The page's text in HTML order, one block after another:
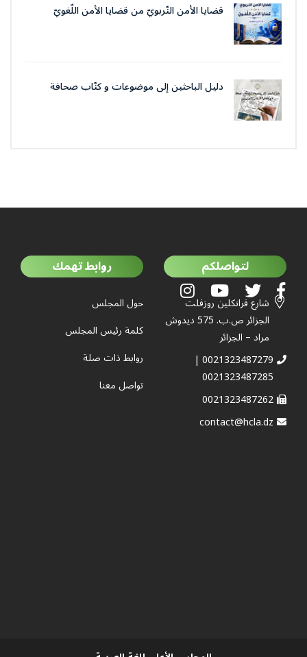
قضايا الأمن التّربويّ من قضايا الأمن اللّغويّ
دليل الباحثين إلى موضوعات و كتّاب صحافة
لتواصلكم
شارع فرانكلين روزفلت
الجزائر ص.ب. 575 ديدوش
مراد – الجزائر
0021323487279 |
0021323487285
0021323487262
contact@hcla.dz
روابط تهمك
حول المجلس
كلمة رئيس المجلس
روابط ذات صلة
تواصل معنا